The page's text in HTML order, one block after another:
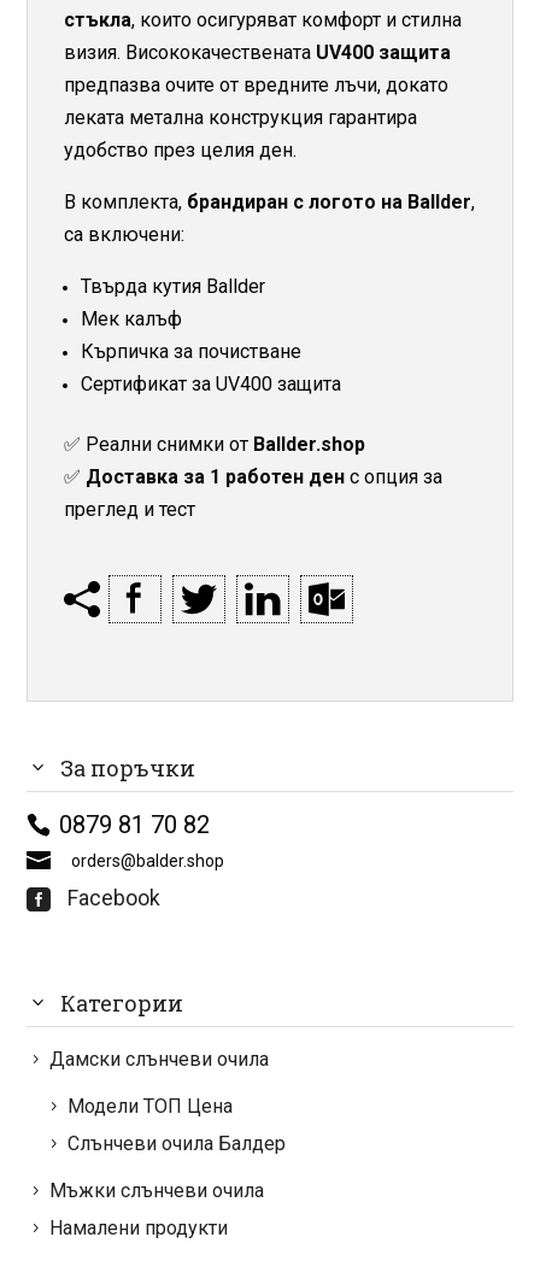
стъкла, които осигуряват комфорт и стилна
визия. Висококачествената UV400 защита
предпазва очите от вредните лъчи, докато
леката метална конструкция гарантира
удобство през целия ден.
В комплекта, брандиран с логото на Ballder,
са включени:
Твърда кутия Ballder
Мек калъф
Кърпичка за почистване
Сертификат за UV400 защита
✅ Реални снимки от Ballder.shop
✅ Доставка за 1 работен ден с опция за
преглед и тест
За поръчки
0879 81 70 82
orders@balder.shop
 Facebook
Категории
Дамски слънчеви очила
Модели ТОП Цена
Слънчеви очила Балдер
Мъжки слънчеви очила
Намалени продукти